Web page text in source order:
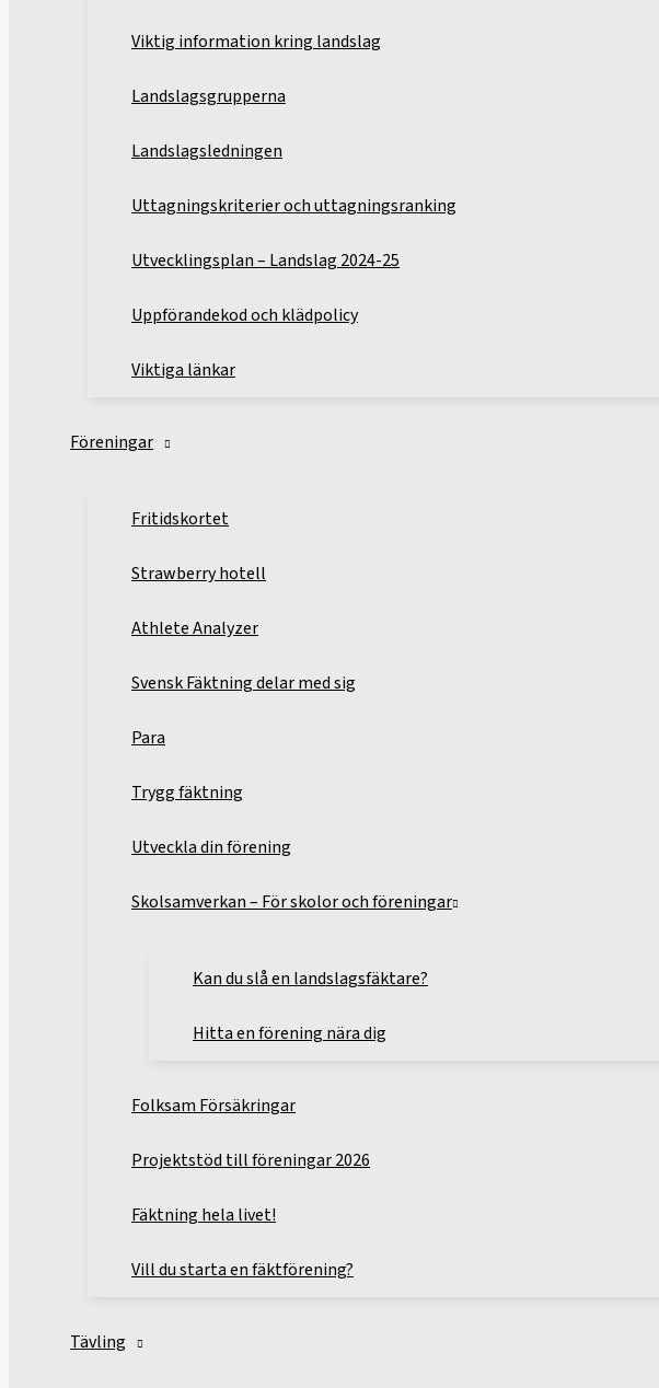
Viktig information kring landslag
Landslagsgrupperna
Landslagsledningen
Uttagningskriterier och uttagningsranking
Utvecklingsplan – Landslag 2024-25
Uppförandekod och klädpolicy
Viktiga länkar
Föreningar
Fritidskortet
Strawberry hotell
Athlete Analyzer
Svensk Fäktning delar med sig
Para
Trygg fäktning
Utveckla din förening
Skolsamverkan – För skolor och föreningar
Kan du slå en landslagsfäktare?
Hitta en förening nära dig
Folksam Försäkringar
Projektstöd till föreningar 2026
Fäktning hela livet!
Vill du starta en fäktförening?
Tävling